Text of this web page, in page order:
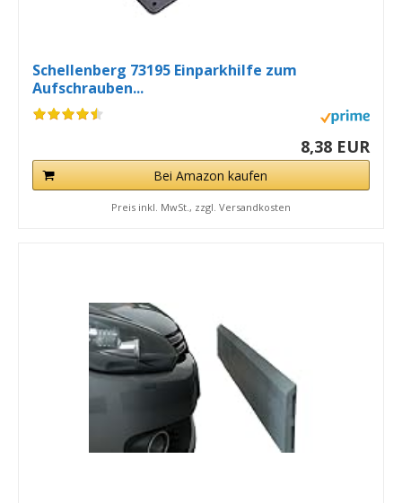
Schellenberg 73195 Einparkhilfe zum
Aufschrauben...
8,38 EUR
Bei Amazon kaufen
Preis inkl. MwSt., zzgl. Versandkosten